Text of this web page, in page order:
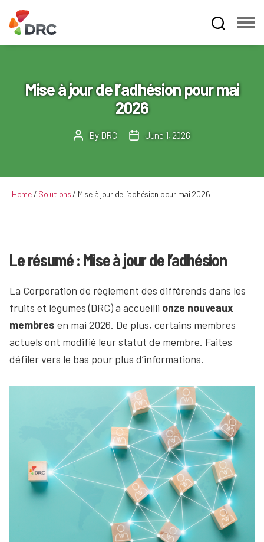
Dispute
Resolution
Mise à jour de l’adhésion pour mai
2026
PostBy DRC
PostJune 1, 2026
Home/ Solutions / Mise à jour de l’adhésion pour mai 2026
Le résumé : Mise à jour de l’adhésion
La Corporation de règlement des différends dans les
fruits et légumes (DRC) a accueilli onze nouveaux
membres en mai 2026. De plus, certains membres
actuels ont modifié leur statut de membre. Faites
défiler vers le bas pour plus d’informations.